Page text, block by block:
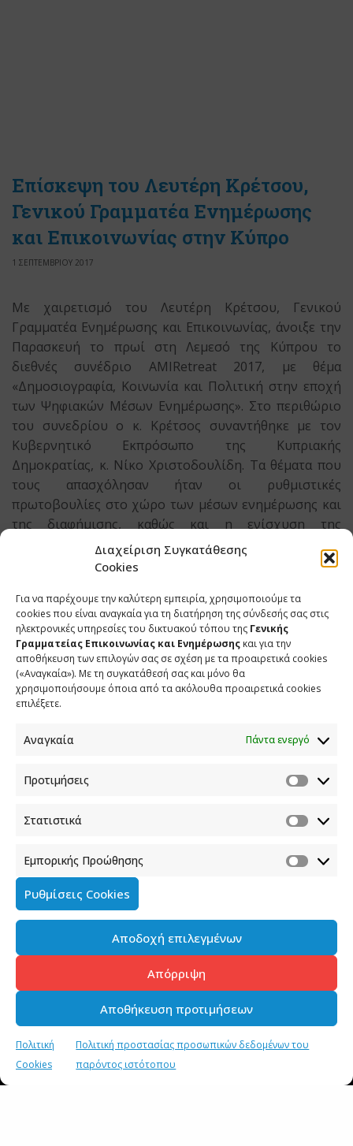
Διαχείριση Συγκατάθεσης
Cookies
Για να παρέχουμε την καλύτερη εμπειρία, χρησιμοποιούμε τα
cookies που είναι αναγκαία για τη διατήρηση της σύνδεσής σας στις
ηλεκτρονικές υπηρεσίες του δικτυακού τόπου της Γενικής
Γραμματείας Επικοινωνίας και Ενημέρωσης και για την
αποθήκευση των επιλογών σας σε σχέση με τα προαιρετικά cookies
(«Αναγκαία»). Με τη συγκατάθεσή σας και μόνο θα
χρησιμοποιήσουμε όποια από τα ακόλουθα προαιρετικά cookies
επιλέξετε.
Αναγκαία Πάντα ενεργό
Προτιμήσεις
Στατιστικά
Εμπορικής Προώθησης
Ρυθμίσεις Cookies
Αποδοχή επιλεγμένων
Απόρριψη
Αποθήκευση προτιμήσεων
Πολιτική
Cookies
Πολιτική προστασίας προσωπικών δεδομένων του
παρόντος ιστότοπου
Επίσκεψη του Λευτέρη Κρέτσου,
Γενικού Γραμματέα Ενημέρωσης
και Επικοινωνίας στην Κύπρο
1 ΣΕΠΤΕΜΒΡΙΟΥ 2017
Με χαιρετισμό του Λευτέρη Κρέτσου, Γενικού
Γραμματέα Ενημέρωσης και Επικοινωνίας, άνοιξε την
Παρασκευή το πρωί στη Λεμεσό της Κύπρου το
διεθνές συνέδριο AMIRetreat 2017, με θέμα
«Δημοσιογραφία, Κοινωνία και Πολιτική στην εποχή
των Ψηφιακών Μέσων Ενημέρωσης». Στο περιθώριο
του συνεδρίου ο κ. Κρέτσος συναντήθηκε με τον
Κυβερνητικό Εκπρόσωπο της Κυπριακής
Δημοκρατίας, κ. Νίκο Χριστοδουλίδη. Τα θέματα που
τους απασχόλησαν ήταν οι ρυθμιστικές
πρωτοβουλίες στο χώρο των μέσων ενημέρωσης και
της διαφήμισης, καθώς και η ενίσχυση της
οπτικοακουστικής παραγωγής στις δύο χώρες
Ο κ. Κρέτσος συναντήθηκε επίσης με τον κ. Φώτη
Φωτίου, Επίτροπο της Κυπριακής Προεδρίας, με
θέματα τη συνεργασία των δημόσιων
ραδιοτηλεοπτικών φορέων για την ψηφιοποίηση
ιστορικών αρχείων, καθώς και για τη διάσωση και
προβολή της ελληνικής γλώσσας και του ελληνικού
πολιτισμού.